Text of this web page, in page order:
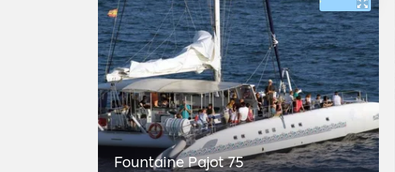
Fountaine Pajot 75